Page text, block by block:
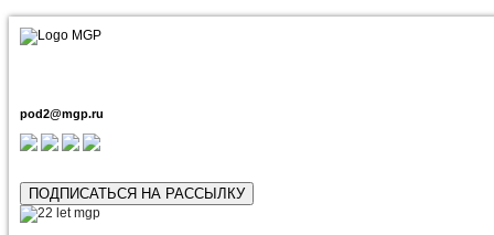
pod2@mgp.ru
ПОДПИСАТЬСЯ НА РАССЫЛКУ